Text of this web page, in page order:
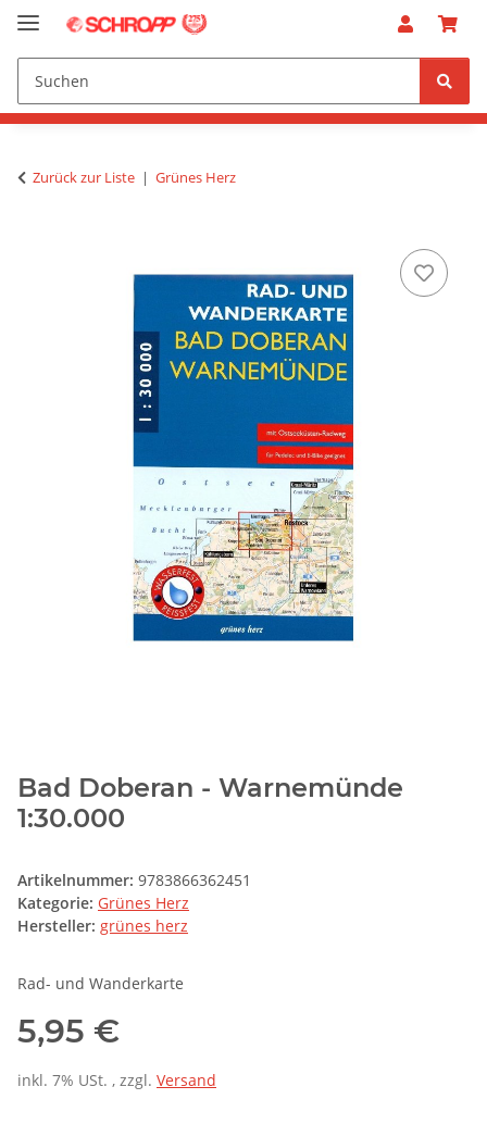
Zurück zur Liste Grünes Herz
Bad Doberan - Warnemünde
1:30.000
Artikelnummer: 9783866362451
Kategorie: Grünes Herz
Hersteller: grünes herz
Rad- und Wanderkarte
5,95 €
inkl. 7% USt. , zzgl. Versand